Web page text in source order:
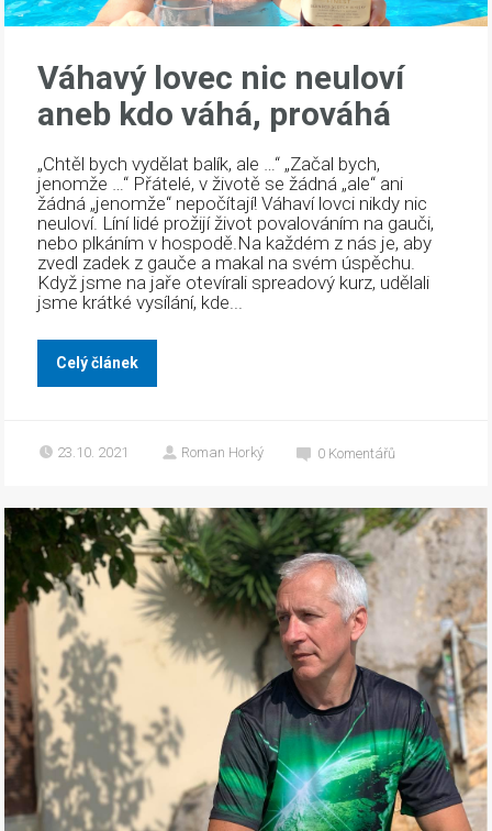
Váhavý lovec nic neuloví
aneb kdo váhá, prováhá
„Chtěl bych vydělat balík, ale …“ „Začal bych,
jenomže …“ Přátelé, v životě se žádná „ale“ ani
žádná „jenomže“ nepočítají! Váhaví lovci nikdy nic
neuloví. Líní lidé prožijí život povalováním na gauči,
nebo plkáním v hospodě.Na každém z nás je, aby
zvedl zadek z gauče a makal na svém úspěchu.
Když jsme na jaře otevírali spreadový kurz, udělali
jsme krátké vysílání, kde...
Celý článek
23.10. 2021 Roman Horký 0 Komentářů